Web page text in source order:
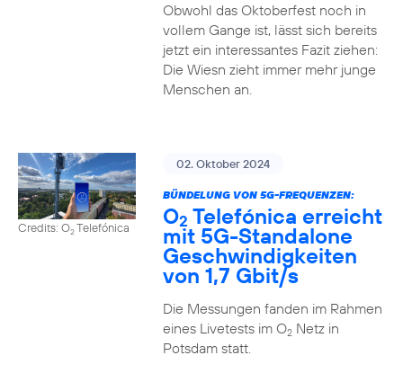
Obwohl das Oktoberfest noch in
vollem Gange ist, lässt sich bereits
jetzt ein interessantes Fazit ziehen:
Die Wiesn zieht immer mehr junge
Menschen an.
Credits: O2Telefónica
02. Oktober 2024
BÜNDELUNG VON 5G-FREQUENZEN:
O2 Telefónica erreicht
mit 5G-Standalone
Geschwindigkeiten
von 1,7 Gbit/s
Die Messungen fanden im Rahmen
eines Livetests im O2Netz in
Potsdam statt.